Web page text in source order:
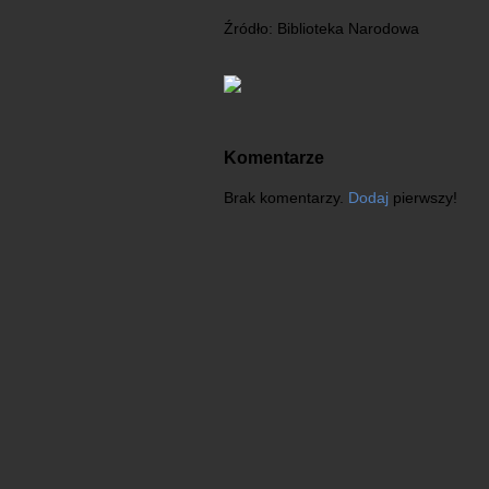
Źródło: Biblioteka Narodowa
Komentarze
Brak komentarzy. Dodaj pierwszy!